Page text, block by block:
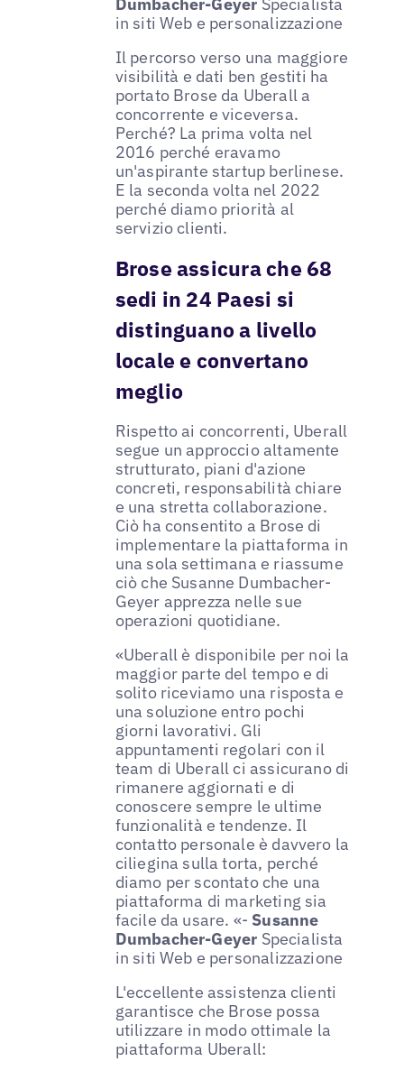
Dumbacher-Geyer Specialista
in siti Web e personalizzazione
Il percorso verso una maggiore
visibilità e dati ben gestiti ha
portato Brose da Uberall a
concorrente e viceversa.
Perché? La prima volta nel
2016 perché eravamo
un'aspirante startup berlinese.
E la seconda volta nel 2022
perché diamo priorità al
servizio clienti.
Brose assicura che 68
sedi in 24 Paesi si
distinguano a livello
locale e convertano
meglio
Rispetto ai concorrenti, Uberall
segue un approccio altamente
strutturato, piani d'azione
concreti, responsabilità chiare
e una stretta collaborazione.
Ciò ha consentito a Brose di
implementare la piattaforma in
una sola settimana e riassume
ciò che Susanne Dumbacher-
Geyer apprezza nelle sue
operazioni quotidiane.
«Uberall è disponibile per noi la
maggior parte del tempo e di
solito riceviamo una risposta e
una soluzione entro pochi
giorni lavorativi. Gli
appuntamenti regolari con il
team di Uberall ci assicurano di
rimanere aggiornati e di
conoscere sempre le ultime
funzionalità e tendenze. Il
contatto personale è davvero la
ciliegina sulla torta, perché
diamo per scontato che una
piattaforma di marketing sia
facile da usare. «- Susanne
Dumbacher-Geyer Specialista
in siti Web e personalizzazione
L'eccellente assistenza clienti
garantisce che Brose possa
utilizzare in modo ottimale la
piattaforma Uberall: